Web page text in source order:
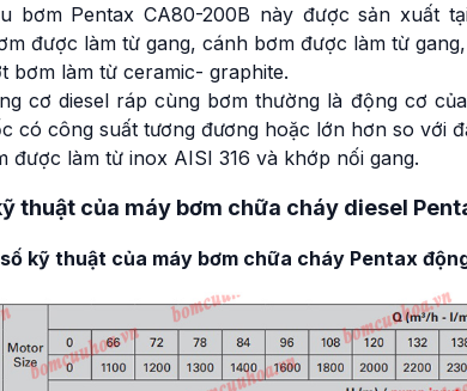
bơm Pentax CA80-200B này được sản xuất
được làm từ gang, cánh bơm được làm từ
bơm làm từ ceramic- graphite.
cơ diesel ráp cùng bơm thường là động cơ
có công suất tương đương hoặc lớn hơn so với
được làm từ inox AISI 316 và khớp nối gang.
thuật của máy bơm chữa cháy diesel
kỹ thuật của máy bơm chữa cháy Pentax